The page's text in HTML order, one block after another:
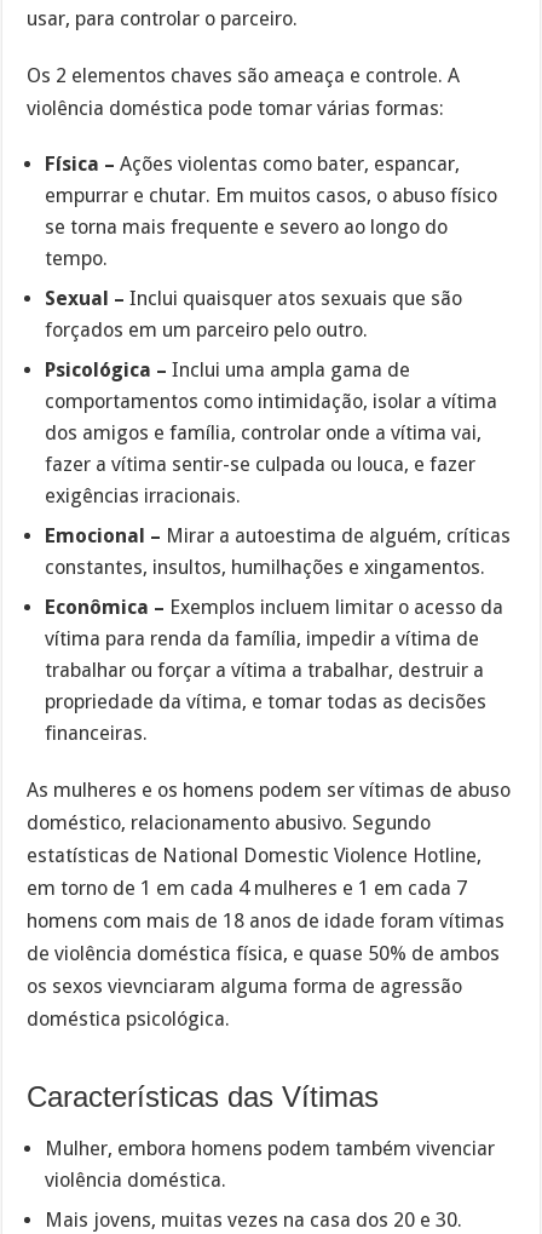
usar, para controlar o parceiro.
Os 2 elementos chaves são ameaça e controle. A
violência doméstica pode tomar várias formas:
Física – Ações violentas como bater, espancar,
empurrar e chutar. Em muitos casos, o abuso físico
se torna mais frequente e severo ao longo do
tempo.
Sexual – Inclui quaisquer atos sexuais que são
forçados em um parceiro pelo outro.
Psicológica –Inclui uma ampla gama de
comportamentos como intimidação, isolar a vítima
dos amigos e família, controlar onde a vítima vai,
fazer a vítima sentir-se culpada ou louca, e fazer
exigências irracionais.
Emocional – Mirar a autoestima de alguém, críticas
constantes, insultos, humilhações e xingamentos.
Econômica – Exemplos incluem limitar o acesso da
vítima para renda da família, impedir a vítima de
trabalhar ou forçar a vítima a trabalhar, destruir a
propriedade da vítima, e tomar todas as decisões
financeiras.
As mulheres e os homens podem ser vítimas de abuso
doméstico, relacionamento abusivo. Segundo
estatísticas de National Domestic Violence Hotline,
em torno de 1 em cada 4 mulheres e 1 em cada 7
homens com mais de 18 anos de idade foram vítimas
de violência doméstica física, e quase 50% de ambos
os sexos vievnciaram alguma forma de agressão
doméstica psicológica.
Características das Vítimas
Mulher, embora homens podem também vivenciar
violência doméstica.
Mais jovens, muitas vezes na casa dos 20 e 30.